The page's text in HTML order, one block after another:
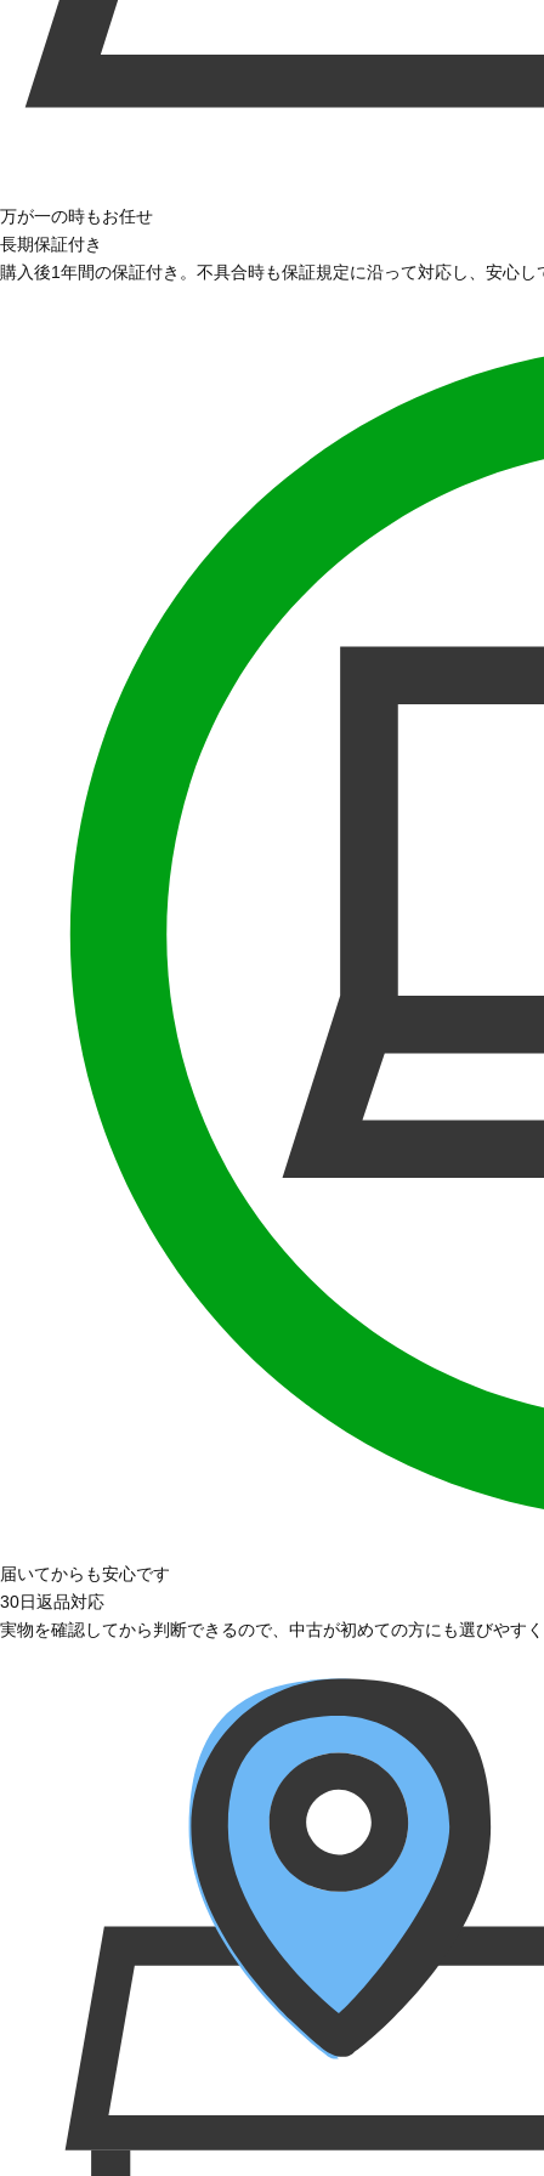
万が一の時もお任せ
長期保証付き
購入後1年間の保証付き。不具合時も保証規定に沿って対応し、安心
届いてからも安心です
30日返品対応
実物を確認してから判断できるので、中古が初めての方にも選びやす